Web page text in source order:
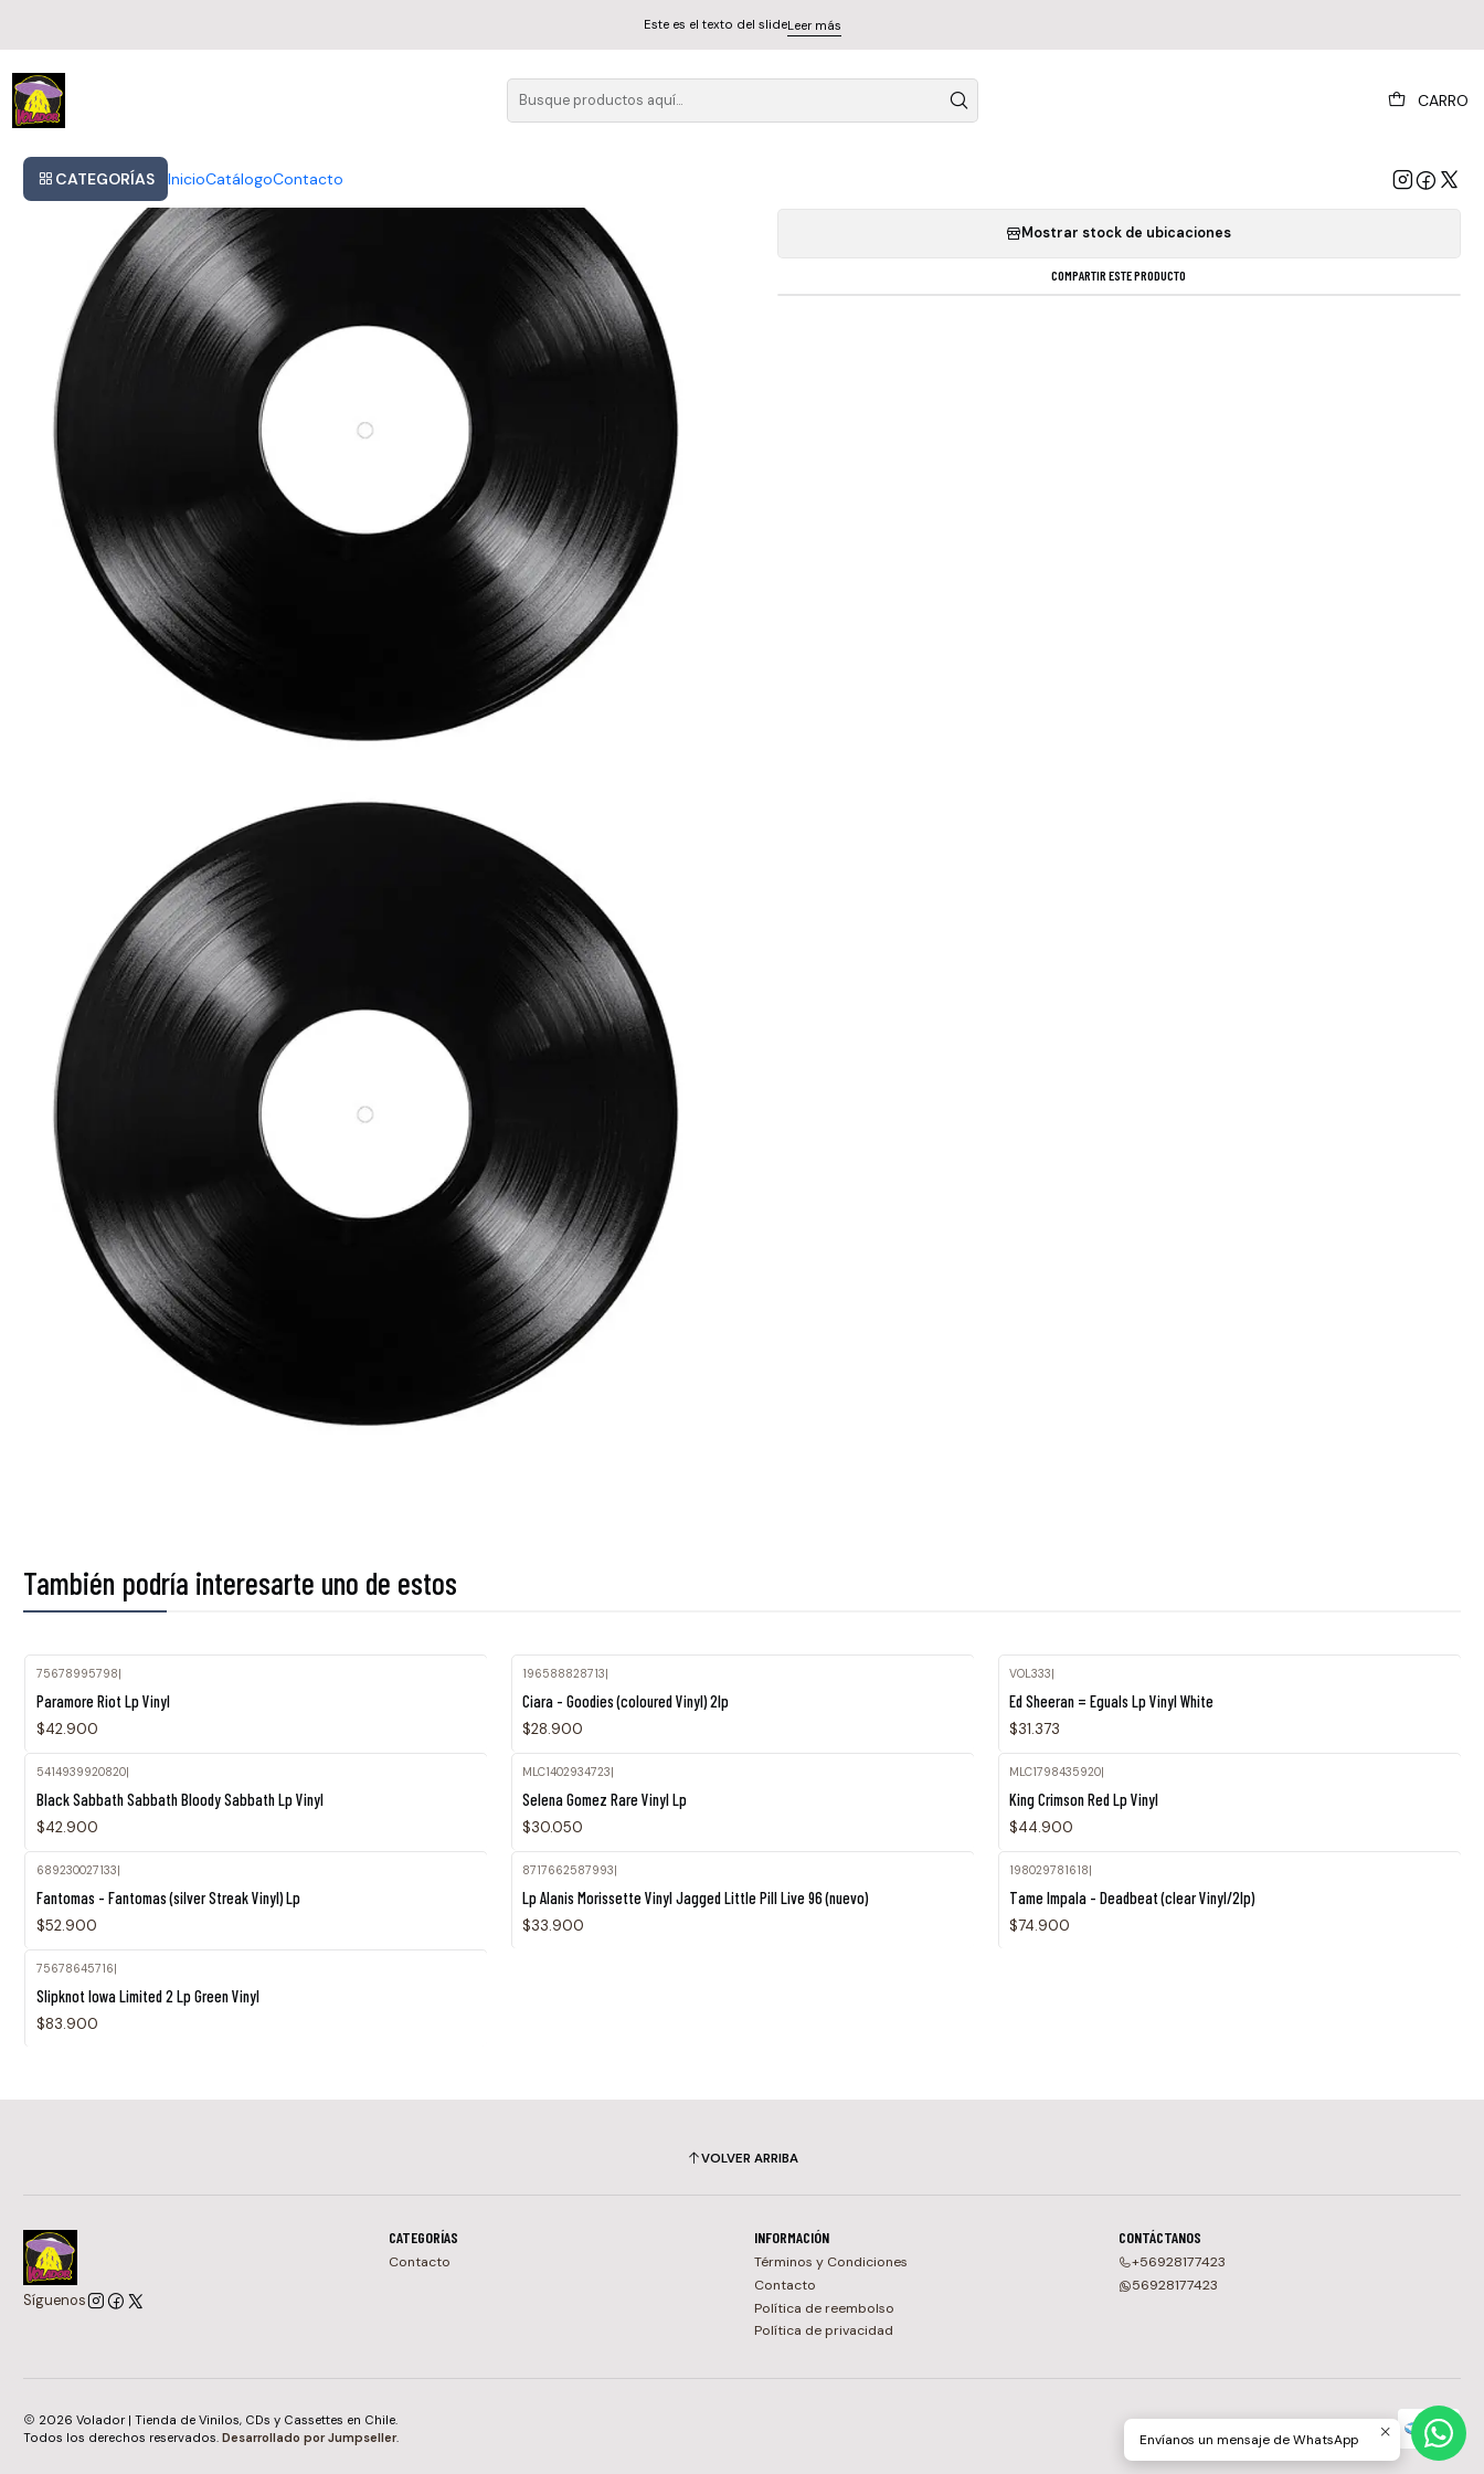
CARRO
CATEGORÍAS InicioCatálogoContacto
Este es el texto del slideLeer más
Kylie Minogue Disco Lp Vinyl
Mostrar stock de ubicaciones
COMPARTIR ESTE PRODUCTO
También podría interesarte uno de estos
75678995798|
Paramore Riot Lp Vinyl
$42.900
196588828713|
Ciara - Goodies (coloured Vinyl) 2lp
$28.900
VOL333|
Ed Sheeran = Eguals Lp Vinyl White
$31.373
5414939920820|
Black Sabbath Sabbath Bloody Sabbath Lp Vinyl
$42.900
MLC1402934723|
Selena Gomez Rare Vinyl Lp
$30.050
MLC1798435920|
King Crimson Red Lp Vinyl
$44.900
689230027133
Fantomas - Fantomas (silver Streak Vinyl) Lp
$52.900
8717662587993
Lp Alanis Morissette Vinyl Jagged Little Pill Live 96 (nuevo)
$33.900
198029781618
Tame Impala - Deadbeat (clear Vinyl/2lp)
$74.900
75678645716
Slipknot Iowa Limited 2 Lp Green Vinyl
$83.900
VOLVER ARRIBA
Síguenos
CATEGORÍAS
Contacto
INFORMACIÓN
Términos y Condiciones
Contacto
Política de reembolso
Política de privacidad
CONTÁCTANOS
+56928177423
56928177423
2026 Volador | Tienda de Vinilos, CDs y Cassettes en Chile.
Todos los derechos reservados. Desarrollado por Jumpseller. Envíanos un mensaje de WhatsApp